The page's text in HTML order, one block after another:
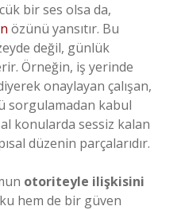
bir ses olsa da,
özünü yansıtır. Bu
değil, günlük
Örneğin, iş yerinde
onaylayan çalışan,
sorgulamadan kabul
konularda sessiz kalan
düzenin parçalarıdır.
otoriteyle ilişkisini
hem de bir güven